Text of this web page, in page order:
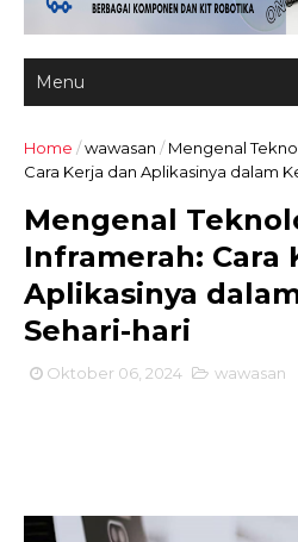
Home /wawasan / Mengenal
Cara Kerja dan Aplikasinya dalam
Mengenal
Inframerah: Cara
Aplikasinya
Sehari-hari
Oktober 06, 2024 wawasan